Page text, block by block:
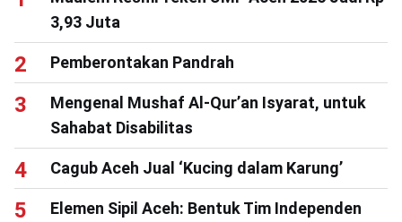
3,93 Juta
Pemberontakan Pandrah
Mengenal Mushaf Al-Qur’an Isyarat, untuk
Sahabat Disabilitas
Cagub Aceh Jual ‘Kucing dalam Karung’
Elemen Sipil Aceh: Bentuk Tim Independen